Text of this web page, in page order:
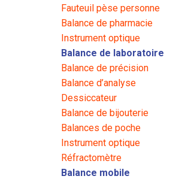
Fauteuil pèse personne
Balance de pharmacie
Instrument optique
Balance de laboratoire
Balance de précision
Balance d’analyse
Dessiccateur
Balance de bijouterie
Balances de poche
Instrument optique
Réfractomètre
Balance mobile